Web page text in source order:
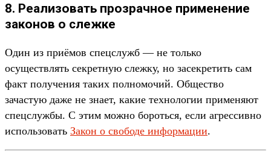
8. Реализовать прозрачное применение
законов о слежке
Один из приёмов спецслужб — не только
осуществлять секретную слежку, но засекретить сам
факт получения таких полномочий. Общество
зачастую даже не знает, какие технологии применяют
спецслужбы. С этим можно бороться, если агрессивно
использовать Закон о свободе информации.